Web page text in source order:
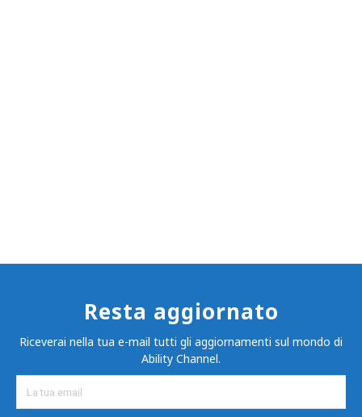
Resta aggiornato
Riceverai nella tua e-mail tutti gli aggiornamenti sul mondo di
Ability Channel.